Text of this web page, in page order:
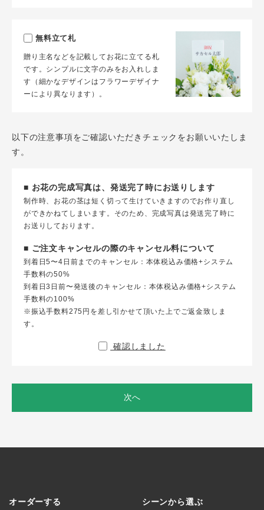
無料立て札
贈り主名などを記載してお花に立てる札
です。シンプルに文字のみをお入れしま
す（細かなデザインはフラワーデザイナ
ーにより異なります）。
以下の注意事項をご確認いただきチェックをお願いいたしま
す。
■ お花の完成写真は、発送完了時にお送りします
制作時、お花の茎は短く切って生けていきますのでお作り直し
ができかねてしまいます。そのため、完成写真は発送完了時に
お送りしております。
■ ご注文キャンセルの際のキャンセル料について
到着日5〜4日前までのキャンセル：本体税込み価格+システム
手数料の50%
到着日3日前〜発送後のキャンセル：本体税込み価格+システム
手数料の100%
※振込手数料275円を差し引かせて頂いた上でご返金致しま
す。
確認しました
次へ
オーダーする シーンから選ぶ